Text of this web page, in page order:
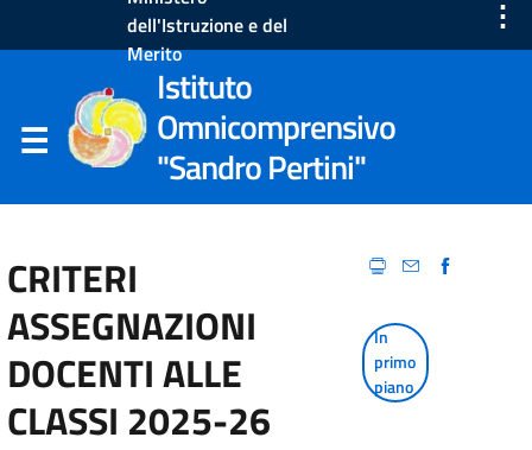
dell'Istruzione e del
Merito
⋮
Istituto
Omnicomprensivo
"Sandro Pertini"
CRITERI
ASSEGNAZIONI
DOCENTI ALLE
CLASSI 2025-26
In
primo
piano